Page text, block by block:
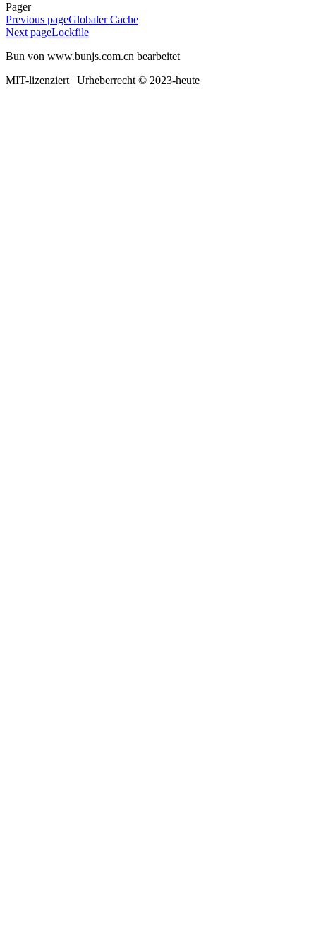
Pager
Previous pageGlobaler Cache
Next pageLockfile
Bun von www.bunjs.com.cn bearbeitet
MIT-lizenziert | Urheberrecht © 2023-heute